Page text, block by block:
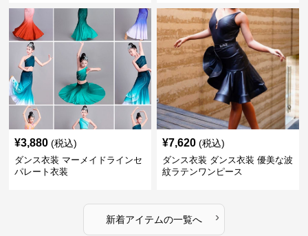
¥3,880 (税込)
ダンス衣装 マーメイドラインセ
パレート衣装
¥7,620 (税込)
ダンス衣装 ダンス衣装 優美な波
紋ラテンワンピース
新着アイテムの一覧へ ›